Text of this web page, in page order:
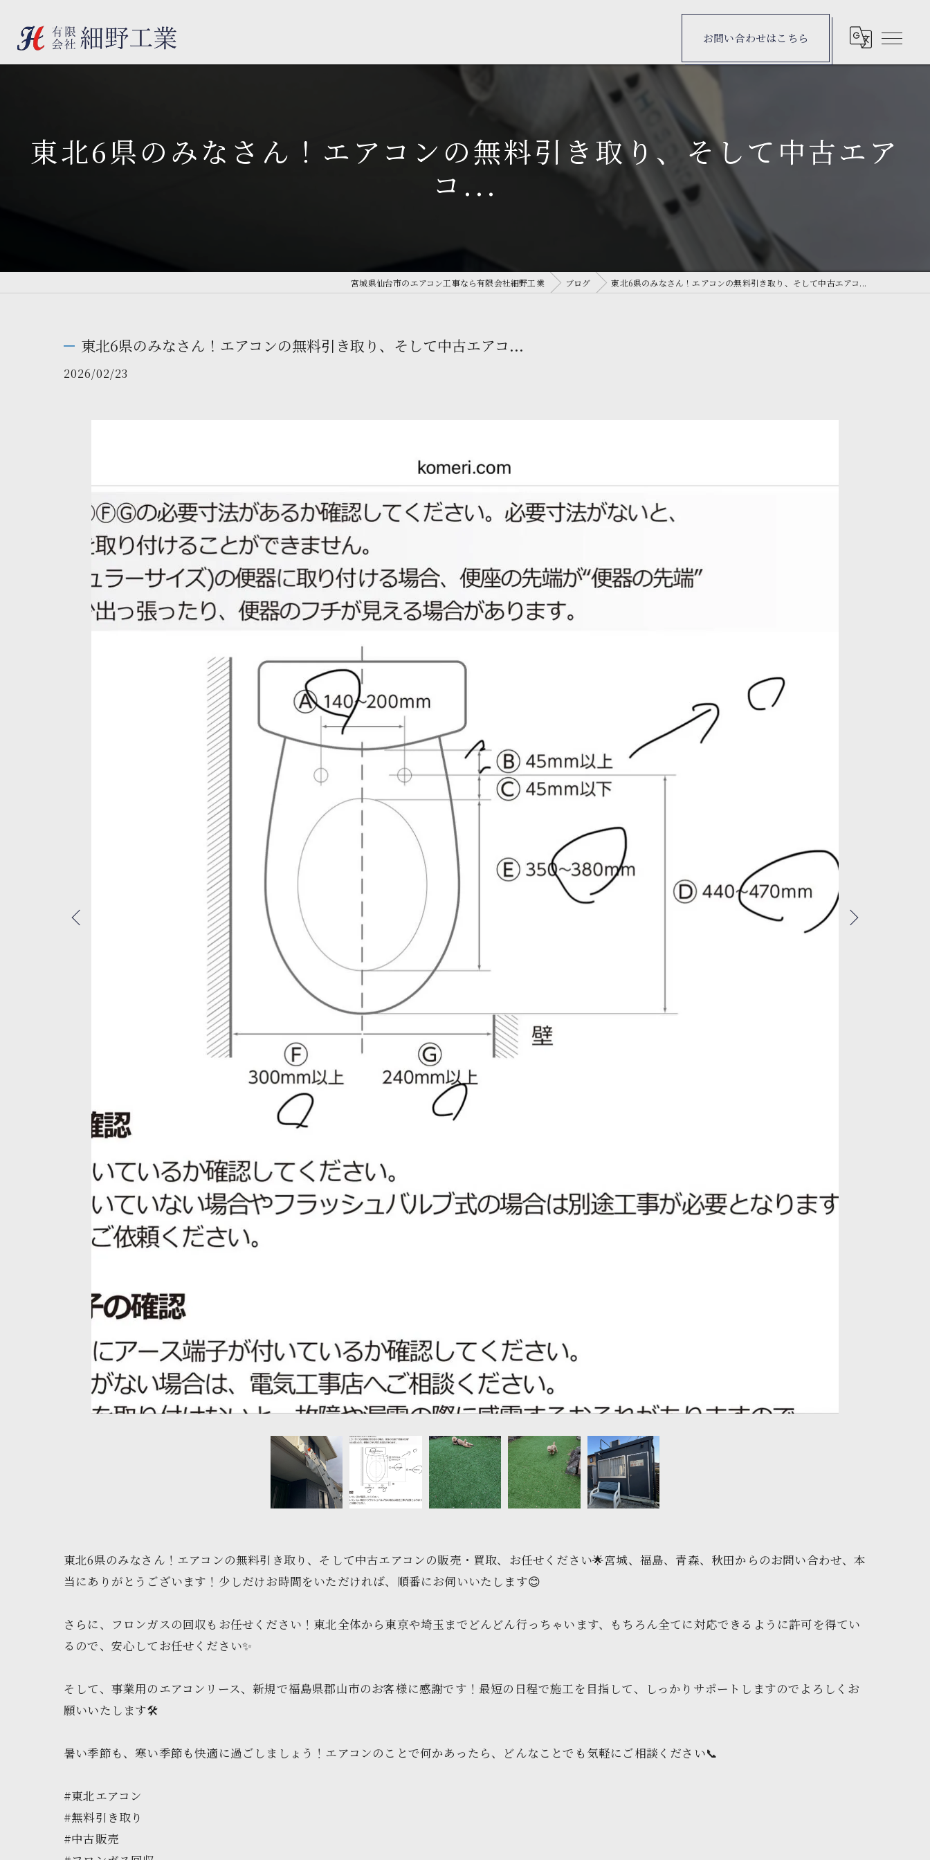
お問い合わせはこちら
東北6県のみなさん！エアコンの無料引き取り、そして中古エア
コ...
宮城県仙台市のエアコン工事なら有限会社細野工業 ブログ 東北6県のみなさん！エアコンの無料引き取り、そして中古エアコ...
東北6県のみなさん！エアコンの無料引き取り、そして中古エアコ...
2026/02/23
東北6県のみなさん！エアコンの無料引き取り、そして中古エアコンの販売・買取、お任せください🌟宮城、福島、青森、秋田からのお問い合わせ、本
当にありがとうございます！少しだけお時間をいただければ、順番にお伺いいたします😊
さらに、フロンガスの回収もお任せください！東北全体から東京や埼玉までどんどん行っちゃいます、もちろん全てに対応できるように許可を得てい
るので、安心してお任せください✨
そして、事業用のエアコンリース、新規で福島県郡山市のお客様に感謝です！最短の日程で施工を目指して、しっかりサポートしますのでよろしくお
願いいたします🛠️
暑い季節も、寒い季節も快適に過ごしましょう！エアコンのことで何かあったら、どんなことでも気軽にご相談ください📞
#東北エアコン
#無料引き取り
#中古販売